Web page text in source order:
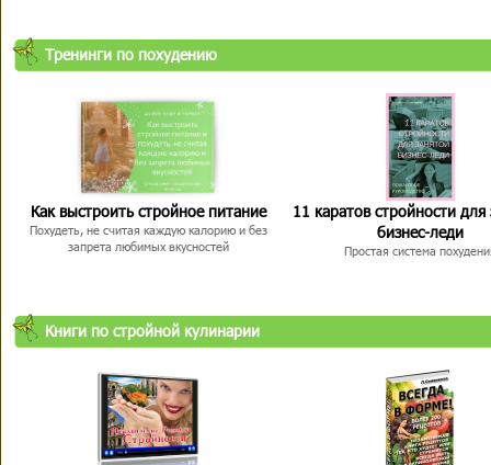
Тренинги по похудению
Как выстроить стройное питание
Похудеть, не считая каждую калорию и без
запрета любимых вкусностей
11 каратов стройности для
бизнес-леди
Простая система
Книги по стройной кулинарии